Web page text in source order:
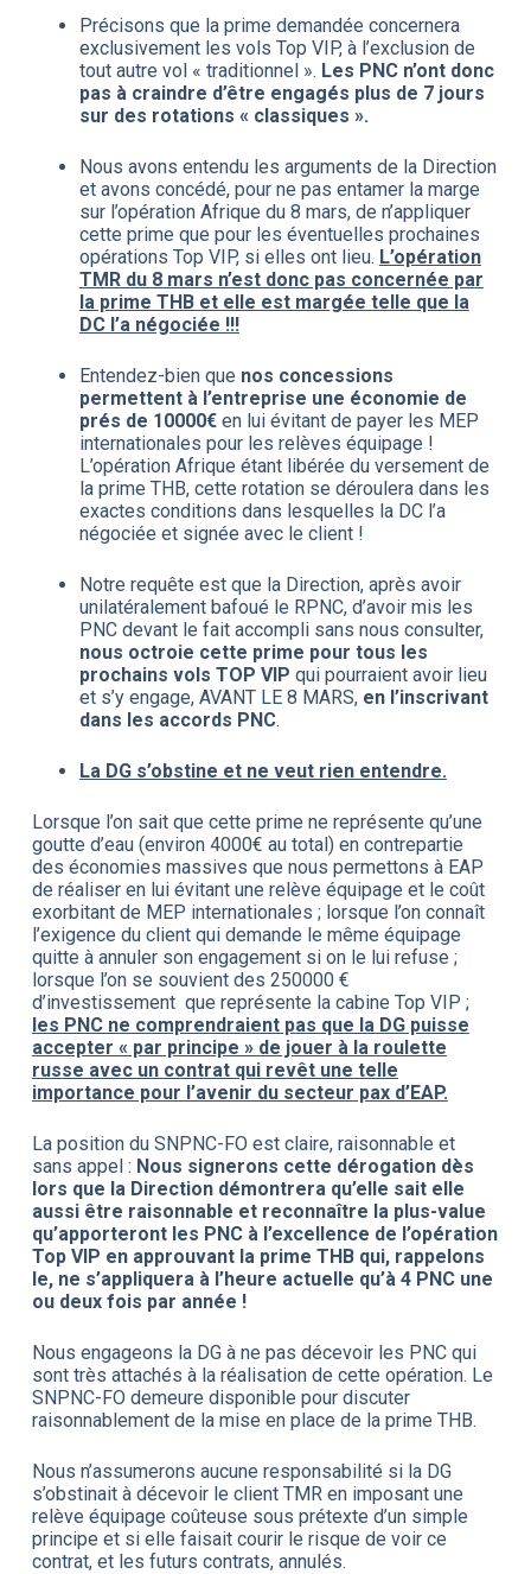
Précisons que la prime demandée concernera
exclusivement les vols Top VIP, à l’exclusion de
tout autre vol « traditionnel ». Les PNC n’ont donc
pas à craindre d’être engagés plus de 7 jours
sur des rotations « classiques ».
Nous avons entendu les arguments de la Direction
et avons concédé, pour ne pas entamer la marge
sur l’opération Afrique du 8 mars, de n’appliquer
cette prime que pour les éventuelles prochaines
opérations Top VIP, si elles ont lieu. L’opération
TMR du 8 mars n’est donc pas concernée par
la prime THB et elle est margée telle que la
DC l’a négociée !!!
Entendez-bien que nos concessions
permettent à l’entreprise une économie de
prés de 10000€en lui évitant de payer les MEP
internationales pour les relèves équipage !
L’opération Afrique étant libérée du versement de
la prime THB, cette rotation se déroulera dans les
exactes conditions dans lesquelles la DC l’a
négociée et signée avec le client !
Notre requête est que la Direction, après avoir
unilatéralement bafoué le RPNC, d’avoir mis les
PNC devant le fait accompli sans nous consulter,
nous octroie cette prime pour tous les
prochains vols TOP VIP qui pourraient avoir lieu
et s’y engage, AVANT LE 8 MARS, en l’inscrivant
dans les accords PNC.
La DG s’obstine et ne veut rien entendre.
Lorsque l’on sait que cette prime ne représente qu’une
goutte d’eau (environ 4000€ au total) en contrepartie
des économies massives que nous permettons à EAP
de réaliser en lui évitant une relève équipage et le coût
exorbitant de MEP internationales ; lorsque l’on connaît
l’exigence du client qui demande le même équipage
quitte à annuler son engagement si on le lui refuse ;
lorsque l’on se souvient des 250000 €
d’investissement que représente la cabine Top VIP ;
les PNC ne comprendraient pas que la DG puisse
accepter « par principe » de jouer à la roulette
russe avec un contrat qui revêt une telle
importance pour l’avenir du secteur pax d’EAP.
La position du SNPNC-FO est claire, raisonnable et
sans appel : Nous signerons cette dérogation dès
lors que la Direction démontrera qu’elle sait elle
aussi être raisonnable et reconnaître la plus-value
qu’apporteront les PNC à l’excellence de l’opération
Top VIP en approuvant la prime THB qui, rappelons
le, ne s’appliquera à l’heure actuelle qu’à 4 PNC une
ou deux fois par année !
Nous engageons la DG à ne pas décevoir les PNC qui
sont très attachés à la réalisation de cette opération. Le
SNPNC-FO demeure disponible pour discuter
raisonnablement de la mise en place de la prime THB.
Nous n’assumerons aucune responsabilité si la DG
s’obstinait à décevoir le client TMR en imposant une
relève équipage coûteuse sous prétexte d’un simple
principe et si elle faisait courir le risque de voir ce
contrat, et les futurs contrats, annulés.